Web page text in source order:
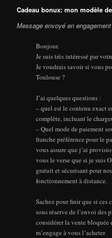
Cadeau bonux: mon modèle
Message envoyé en
Bonjour.
Je suis très intéressé par
Je voudrais savoir si vous
Toulouse ?
J’ai quelques questions :
– quel est le contenu exact
complète, incluant le
– Quel mode de paiement
franche préférence pour le
vous assure que j’ai
vous le verse que si je suis
gratuit et sécurisant pour
fonctionnement à distance.
Sachez pour finir que si
sous réserve de l’envoi des
considérer la vente bloquée
m’engage à vous l’acheter